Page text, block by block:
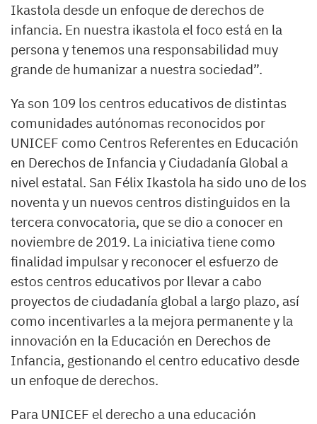
Ikastola desde un enfoque de derechos de
infancia. En nuestra ikastola el foco está en la
persona y tenemos una responsabilidad muy
grande de humanizar a nuestra sociedad”.
Ya son 109 los centros educativos de distintas
comunidades autónomas reconocidos por
UNICEF como Centros Referentes en Educación
en Derechos de Infancia y Ciudadanía Global a
nivel estatal. San Félix Ikastola ha sido uno de los
noventa y un nuevos centros distinguidos en la
tercera convocatoria, que se dio a conocer en
noviembre de 2019. La iniciativa tiene como
finalidad impulsar y reconocer el esfuerzo de
estos centros educativos por llevar a cabo
proyectos de ciudadanía global a largo plazo, así
como incentivarles a la mejora permanente y la
innovación en la Educación en Derechos de
Infancia, gestionando el centro educativo desde
un enfoque de derechos.
Para UNICEF el derecho a una educación